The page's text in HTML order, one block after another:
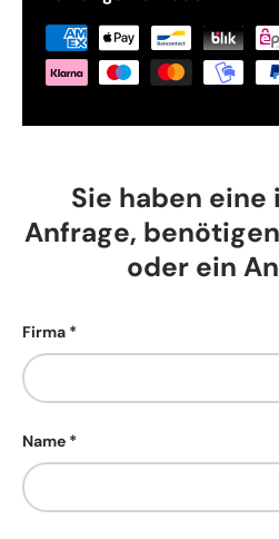
Sie haben
Anfrage,
oder ein
Firma
Name